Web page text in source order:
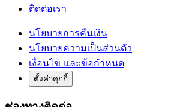
ติดต่อเรา
นโยบายการคืนเงิน
นโยบายความเป็นส่วนตัว
เงื่อนไข และข้อกำหนด
ตั้งค่าคุกกี้